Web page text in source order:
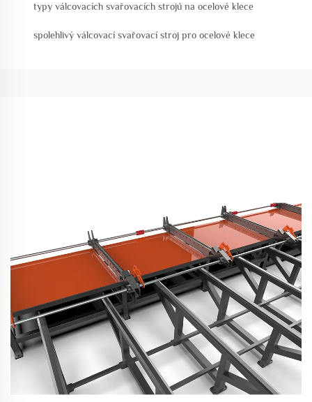
typy válcovacích svařovacích strojů na ocelové klece
spolehlivý válcovací svařovací stroj pro ocelové klece